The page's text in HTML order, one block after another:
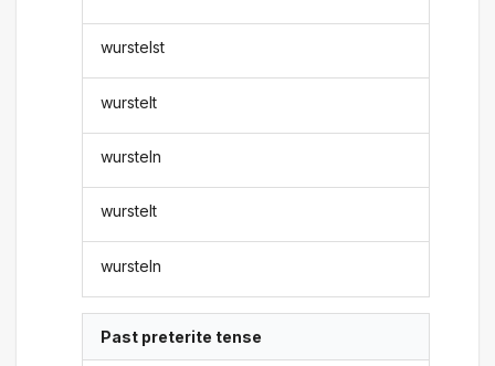
wurstelst
wurstelt
wursteln
wurstelt
wursteln
Past preterite tense